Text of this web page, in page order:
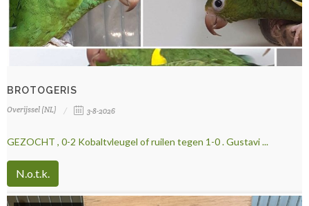
BROTOGERIS
Overijssel (NL) 3-8-2026
GEZOCHT , 0-2 Kobaltvleugel of ruilen tegen 1-0 . Gustavi ...
N.o.t.k.